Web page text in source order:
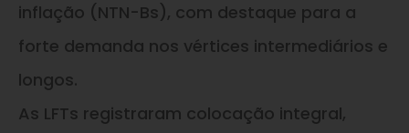
inflação (NTN-Bs), com destaque para a
forte demanda nos vértices intermediários e
longos.
As LFTs registraram colocação integral,